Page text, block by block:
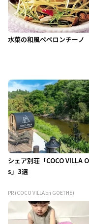
水菜の和風ペペロンチーノ
シェア別荘「COCO VILLA
s」3選
PR (COCO VILLA on GOETHE)